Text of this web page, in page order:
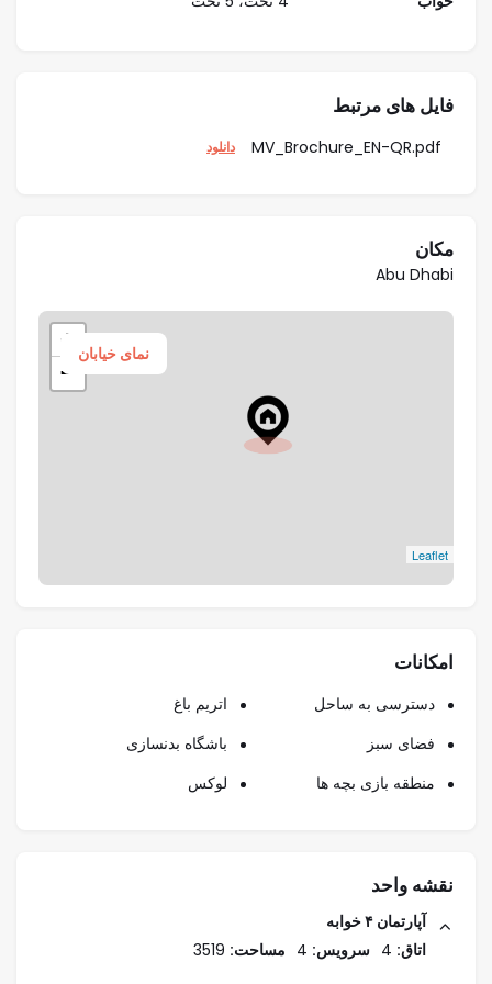
فایل های مرتبط
MV_Brochure_EN-QR.pdf دانلود
مکان
Abu Dhabi
+
−
Leaflet
نمای خیابان
امکانات
دسترسی به ساحل
اتریم باغ
فضای سبز
باشگاه بدنسازی
منطقه بازی بچه ها
لوکس
نقشه واحد
آپارتمان ۴ خوابه
اتاق:
سرویس: مساحت: